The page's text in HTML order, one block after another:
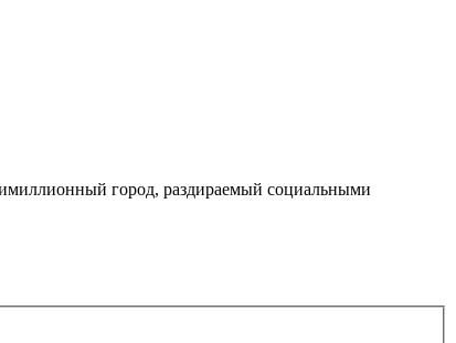
город, раздираемый социальными